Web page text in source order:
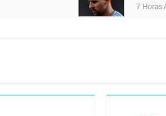
7 Horas Atrás